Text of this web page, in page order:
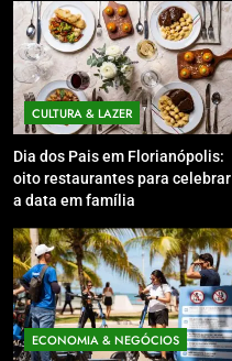
CULTURA & LAZER
Dia dos Pais em Florianópolis:
oito restaurantes para celebrar
a data em família
ECONOMIA & NEGÓCIOS